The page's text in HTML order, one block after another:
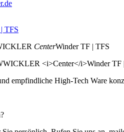
TFS
CenterWinder TF | TFS
empfindliche High-Tech Ware